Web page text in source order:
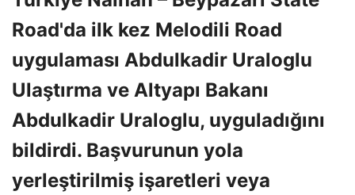
Road'da ilk kez Melodili Road
uygulaması Abdulkadir Uraloglu
Ulaştırma ve Altyapı Bakanı
Abdulkadir Uraloglu, uyguladığını
bildirdi. Başvurunun yola
yerleştirilmiş işaretleri veya